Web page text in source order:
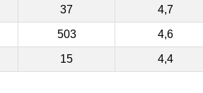
37 4,7
503 4,6
15 4,4